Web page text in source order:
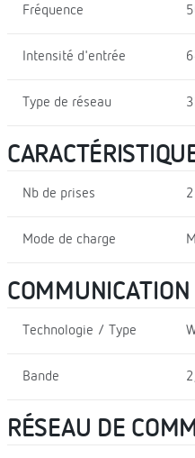
Fréquence
Intensité d'entrée
Type de réseau
Nb de prises 2
Mode de charge
Technologie / Type
Bande
RÉSEAU DE